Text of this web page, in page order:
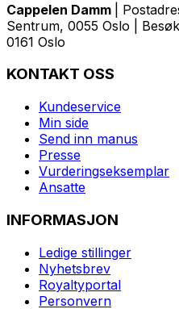
Cappelen Damm
|
Sentrum, 0055 Oslo |
0161 Oslo
KONTAKT OSS
Kundeservice
Min side
Send inn manus
Presse
Vurderingseksemplar
Ansatte
INFORMASJON
Ledige stillinger
Nyhetsbrev
Royaltyportal
Personvern